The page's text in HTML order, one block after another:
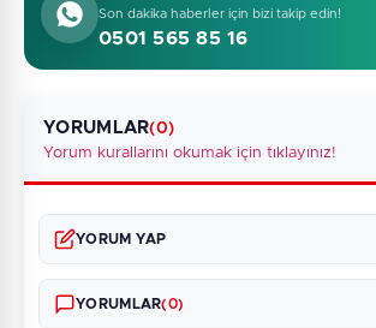
Son dakika haberler için bizi takip edin!
0501 565 85 16
YORUMLAR(0)
Yorum kurallarını okumak için tıklayınız!
YORUM YAP
YORUMLAR(0)